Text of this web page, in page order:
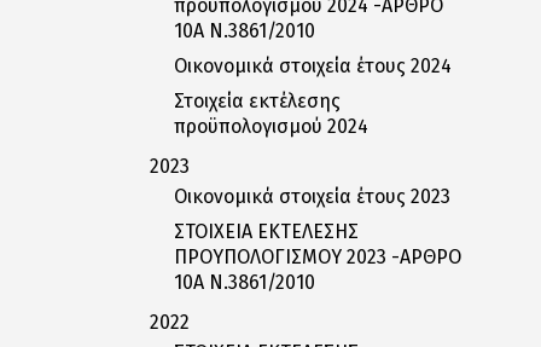
προϋπολογισμού 2024 -ΑΡΘΡΟ
10Α Ν.3861/2010
Οικονομικά στοιχεία έτους 2024
Στοιχεία εκτέλεσης
προϋπολογισμού 2024
2023
Οικονομικά στοιχεία έτους 2023
ΣΤΟΙΧΕΙΑ ΕΚΤΕΛΕΣΗΣ
ΠΡΟΥΠΟΛΟΓΙΣΜΟΥ 2023 -ΑΡΘΡΟ
10Α Ν.3861/2010
2022